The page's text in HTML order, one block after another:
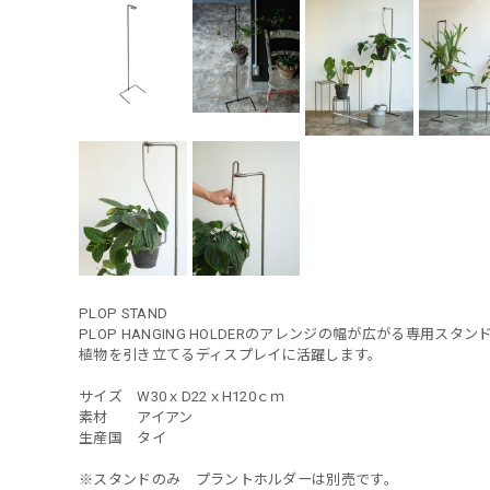
PLOP STAND
PLOP HANGING HOLDERのアレンジの幅が広がる専用スタン
植物を引き立てるディスプレイに活躍します。
サイズ W30ｘD22ｘH120ｃｍ
素材 アイアン
生産国 タイ
※スタンドのみ プラントホルダーは別売です。